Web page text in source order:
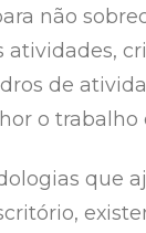
não
atividades,
de
o trabalho
que